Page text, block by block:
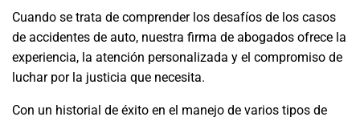
Cuando se trata de comprender los desafíos de los casos
de accidentes de auto, nuestra firma de abogados ofrece la
experiencia, la atención personalizada y el compromiso de
luchar por la justicia que necesita.
Con un historial de éxito en el manejo de varios tipos de